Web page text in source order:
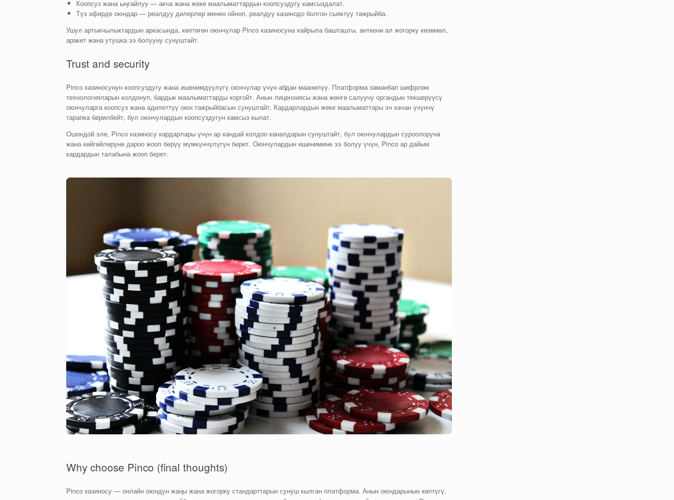
Коопсуз жана ыңгайлуу — акча жана жеке маалыматтардын коопсуздугу камсыздалат.
Түз эфирде оюндар — реалдуу дилерлер менен ойноп, реалдуу казинодо болгон сыяктуу тажрыйба.
Ушул артыкчылыктардын аркасында, көптөгөн оюнчулар Pinco казиносуна кайрыла башташты, анткени ал жогорку көзөмөл,
аракет жана утушка ээ болууну сунуштайт.
Trust and security
Pinco казиносунун коопсуздугу жана ишенимдүүлүгү оюнчулар үчүн абдан маанилүү. Платформа заманбап шифрлөө
технологияларын колдонуп, бардык маалыматтарды коргойт. Анын лицензиясы жана жөнгө салуучу органдын текшерүүсү
оюнчуларга коопсуз жана адилеттүү оюн тажрыйбасын сунуштайт. Кардарлардын жеке маалыматтары эч качан үчүнчү
тарапка берилбейт, бул оюнчулардын коопсуздугун камсыз кылат.
Ошондой эле, Pinco казиносу кардарлары үчүн ар кандай колдоо каналдарын сунуштайт, бул оюнчулардын суроолоруна
жана көйгөйлөрүнө дароо жооп берүү мүмкүнчүлүгүн берет. Оюнчулардын ишенимине ээ болуу үчүн, Pinco ар дайым
кардардын талабына жооп берет.
Why choose Pinco (final thoughts)
Pinco казиносу — онлайн оюндун жаңы жана жогорку стандарттарын сунуш кылган платформа. Анын оюндарынын көптүгү,